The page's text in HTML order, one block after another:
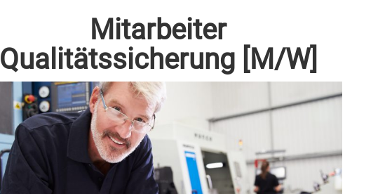
Mitarbeiter
Qualitätssicherung [M/W]